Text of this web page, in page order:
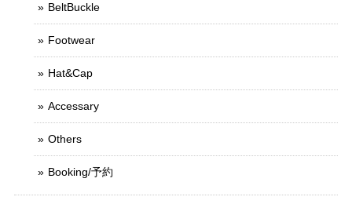
BeltBuckle
Footwear
Hat&Cap
Accessary
Others
Booking/予約